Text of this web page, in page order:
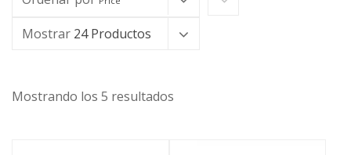
Mostrar 24 Productos
Mostrando los 5 resultados